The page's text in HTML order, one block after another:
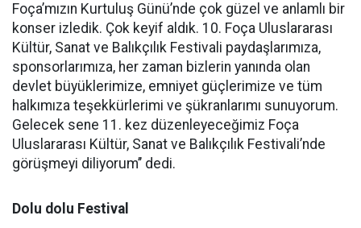
Foça’mızın Kurtuluş Günü’nde çok güzel ve anlamlı bir
konser izledik. Çok keyif aldık. 10. Foça Uluslararası
Kültür, Sanat ve Balıkçılık Festivali paydaşlarımıza,
sponsorlarımıza, her zaman bizlerin yanında olan
devlet büyüklerimize, emniyet güçlerimize ve tüm
halkımıza teşekkürlerimi ve şükranlarımı sunuyorum.
Gelecek sene 11. kez düzenleyeceğimiz Foça
Uluslararası Kültür, Sanat ve Balıkçılık Festivali’nde
görüşmeyi diliyorum’’ dedi.
Dolu dolu Festival